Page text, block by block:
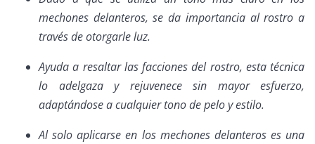
mechones delanteros, se da importancia al rostro a
través de otorgarle luz.
Ayuda a resaltar las facciones del rostro, esta técnica
lo adelgaza y rejuvenece sin mayor esfuerzo,
adaptándose a cualquier tono de pelo y estilo.
Al solo aplicarse en los mechones delanteros es una